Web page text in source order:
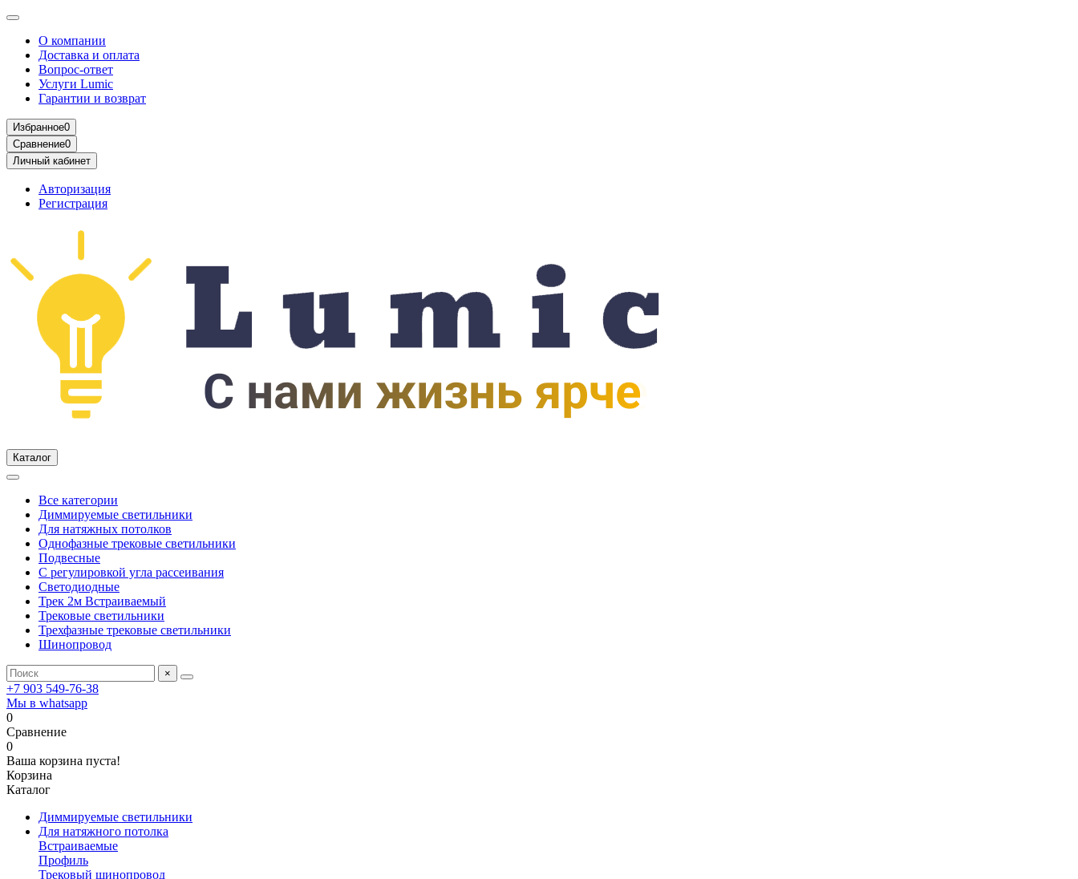
О компании
Доставка и оплата
Вопрос-ответ
Услуги Lumic
Гарантии и возврат
Избранное0
Сравнение0
Личный кабинет
Авторизация
Регистрация
Каталог
Все категории
Диммируемые светильники
Для натяжных потолков
Однофазные трековые светильники
Подвесные
С регулировкой угла рассеивания
Светодиодные
Трек 2м Встраиваемый
Трековые светильники
Трехфазные трековые светильники
Шинопровод
×
+7 903 549-76-38
Мы в whatsapp
0
Сравнение
0
Ваша корзина пуста!
Корзина
Каталог
Диммируемые светильники
Для натяжного потолка
Встраиваемые
Профиль
Трековый шинопровод